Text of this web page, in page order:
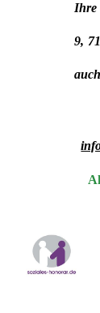
Ihre
9,